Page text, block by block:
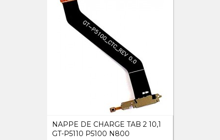
NAPPE DE CHARGE TAB 2 10,1
GT-P5110 P5100 N800